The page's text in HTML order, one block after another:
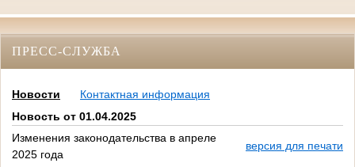
ПРЕСС-СЛУЖБА
Новости
Контактная информация
Новость от 01.04.2025
Изменения законодательства в апреле
2025 года
версия для печати